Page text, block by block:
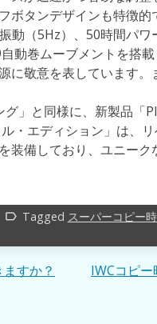
ボタンデザインも特徴
動（5Hz）、50時間パ
動巻ムーブメントを搭
に敬意を表しています
」と同様に、新製品「
・エディション」は、
装備しており、ユニー
label_outline Tagged スーパーコピー
すか？ IWCコピ